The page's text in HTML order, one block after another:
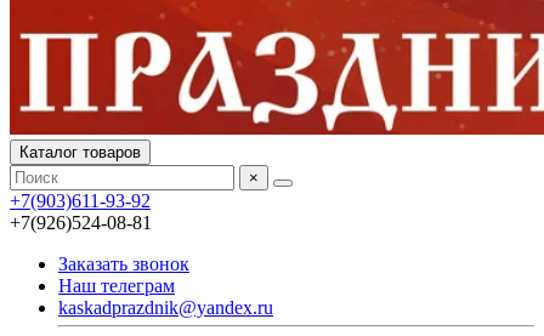
Каталог товаров
×
+7(903)611-93-92
+7(926)524-08-81
Заказать звонок
Наш телеграм
kaskadprazdnik@yandex.ru